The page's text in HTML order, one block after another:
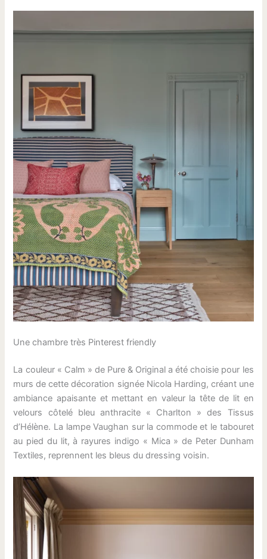
Une chambre très Pinterest friendly
La couleur « Calm » de Pure & Original a été choisie pour les
murs de cette décoration signée Nicola Harding, créant une
ambiance apaisante et mettant en valeur la tête de lit en
velours côtelé bleu anthracite « Charlton » des Tissus
d’Hélène. La lampe Vaughan sur la commode et le tabouret
au pied du lit, à rayures indigo « Mica » de Peter Dunham
Textiles, reprennent les bleus du dressing voisin.